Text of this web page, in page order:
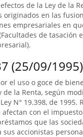
de la Ley de la
originados en las
empresariales en
de tasación
(25/09/1995)
el uso o goce de
de la Renta, según
N° 19.398, de 1995.
con el
que las
sus accionistas